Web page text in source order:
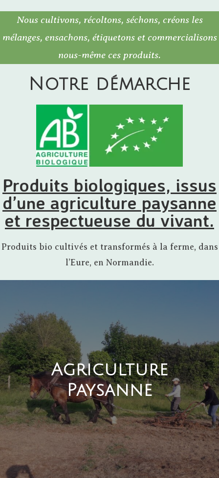
Nous cultivons, récoltons, séchons, créons les
mélanges, ensachons, étiquetons et commercialisons
nous-même ces produits.
Notre démarche
Produits biologiques, issus
d’une agriculture paysanne
et respectueuse du vivant.
Produits bio cultivés et transformés à la ferme, dans
l’Eure, en Normandie.
Agriculture
Paysanne